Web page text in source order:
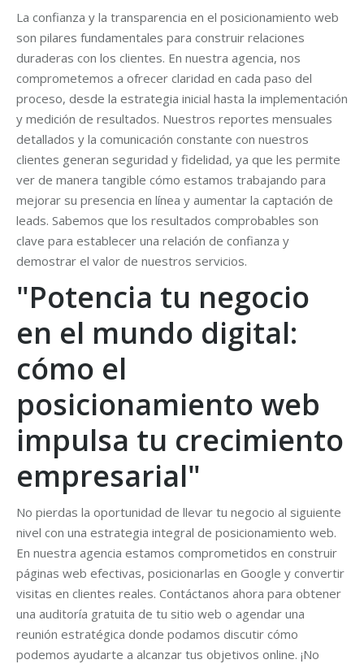
La confianza y la transparencia en el posicionamiento web
son pilares fundamentales para construir relaciones
duraderas con los clientes. En nuestra agencia, nos
comprometemos a ofrecer claridad en cada paso del
proceso, desde la estrategia inicial hasta la implementación
y medición de resultados. Nuestros reportes mensuales
detallados y la comunicación constante con nuestros
clientes generan seguridad y fidelidad, ya que les permite
ver de manera tangible cómo estamos trabajando para
mejorar su presencia en línea y aumentar la captación de
leads. Sabemos que los resultados comprobables son
clave para establecer una relación de confianza y
demostrar el valor de nuestros servicios.
"Potencia tu negocio
en el mundo digital:
cómo el
posicionamiento web
impulsa tu crecimiento
empresarial"
No pierdas la oportunidad de llevar tu negocio al siguiente
nivel con una estrategia integral de posicionamiento web.
En nuestra agencia estamos comprometidos en construir
páginas web efectivas, posicionarlas en Google y convertir
visitas en clientes reales. Contáctanos ahora para obtener
una auditoría gratuita de tu sitio web o agendar una
reunión estratégica donde podamos discutir cómo
podemos ayudarte a alcanzar tus objetivos online. ¡No